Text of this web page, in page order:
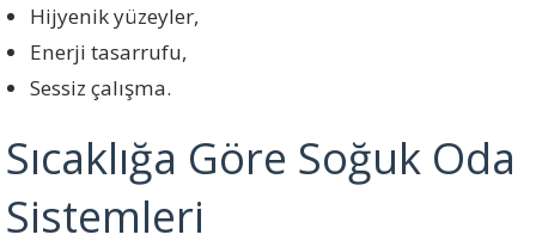
Hijyenik yüzeyler,
Enerji tasarrufu,
Sessiz çalışma.
Sıcaklığa Göre Soğuk Oda
Sistemleri